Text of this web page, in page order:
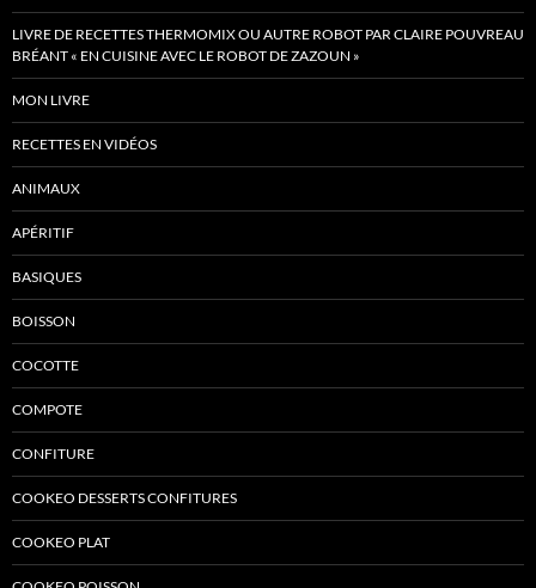
LIVRE DE RECETTES THERMOMIX OU AUTRE ROBOT PAR CLAIRE POUVREAU
BRÉANT « EN CUISINE AVEC LE ROBOT DE ZAZOUN »
MON LIVRE
RECETTES EN VIDÉOS
ANIMAUX
APÉRITIF
BASIQUES
BOISSON
COCOTTE
COMPOTE
CONFITURE
COOKEO DESSERTS CONFITURES
COOKEO PLAT